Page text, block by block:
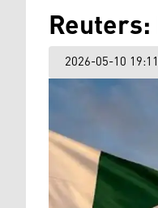
Reuters:
2026-05-10 19:11